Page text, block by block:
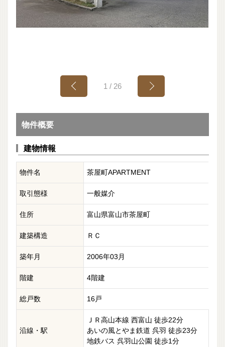
1 / 26
物件概要
建物情報
物件名 茶屋町APARTMENT
取引態様 一般媒介
住所 富山県富山市茶屋町
建築構造 ＲＣ
築年月 2006年03月
階建 4階建
総戸数 16戸
沿線・駅
ＪＲ高山本線 西富山 徒歩22分
あいの風とやま鉄道 呉羽 徒歩23分
地鉄バス 呉羽山公園 徒歩1分